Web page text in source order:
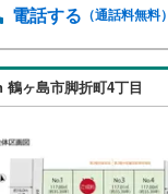
ています。設備や建材も
小学校まで徒歩13分
です！期間限定商品や
てもすぐ買いに行ける
歩6分！
電話する （通話料無料）
ヶ島市脚折町4丁目